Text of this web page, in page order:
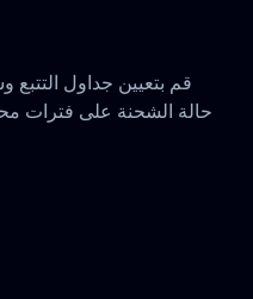
قم بتعيين جداول التتبع